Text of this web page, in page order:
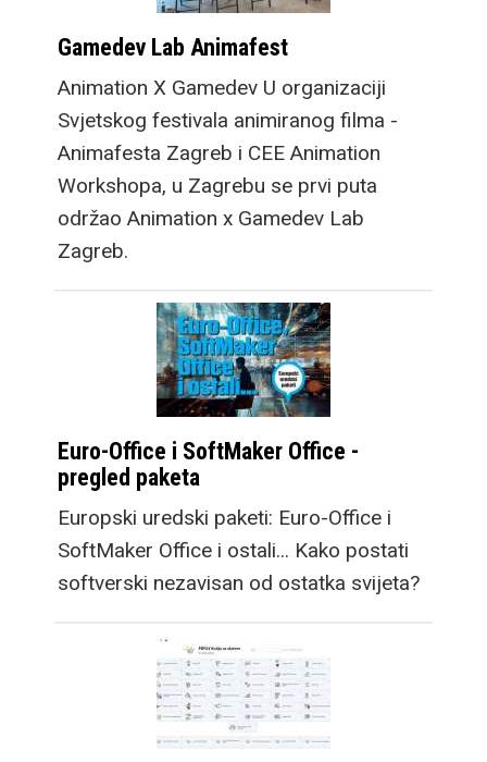
Gamedev Lab Animafest
Animation X Gamedev U organizaciji
Svjetskog festivala animiranog filma -
Animafesta Zagreb i CEE Animation
Workshopa, u Zagrebu se prvi puta
održao Animation x Gamedev Lab
Zagreb.
Euro-Office i SoftMaker Office -
pregled paketa
Europski uredski paketi: Euro-Office i
SoftMaker Office i ostali... Kako postati
softverski nezavisan od ostatka svijeta?